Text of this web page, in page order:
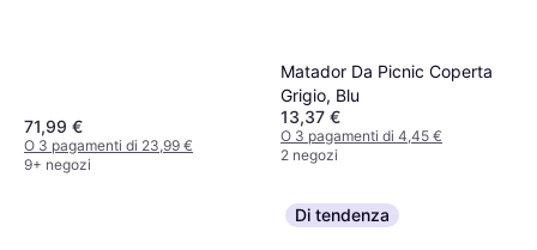
71,99 €
O 3 pagamenti di 23,99 €
9+ negozi
Matador Da Picnic Coperta
Grigio, Blu
13,37 €
O 3 pagamenti di 4,45 €
2 negozi
Di tendenza